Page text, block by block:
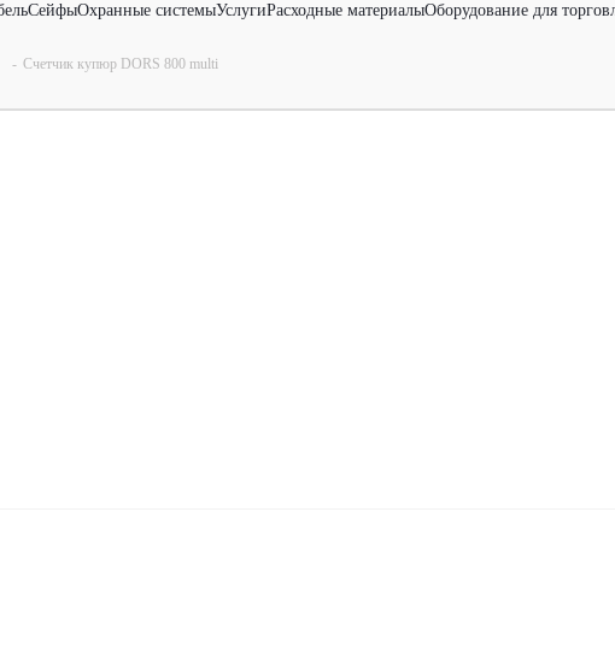
СейфыОхранные системыУслугиРасходные материалыОборудование для
- Счетчик купюр DORS 800 multi